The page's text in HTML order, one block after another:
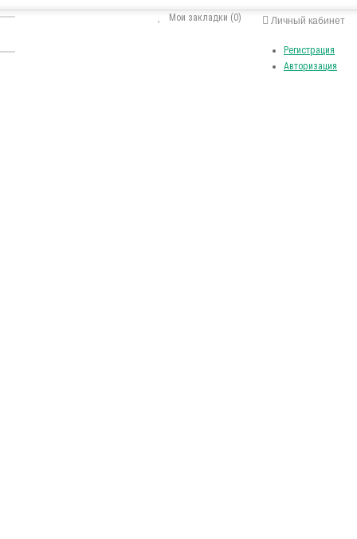
Личный кабинет
Регистрация
Авторизация
Мои закладки (0)